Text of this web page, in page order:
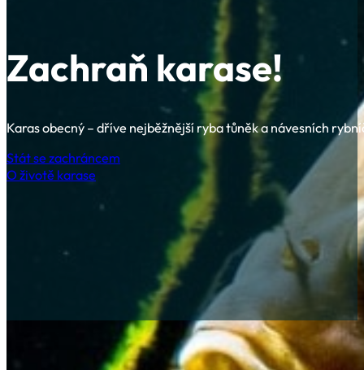
Zachraň karase!
Karas obecný – dříve nejběžnější ryba tůněk a návesních
Stát se zachráncem
O životě karase
obecný